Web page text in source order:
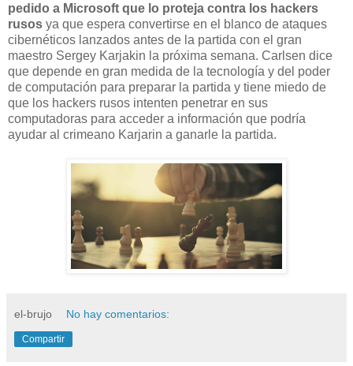
pedido a Microsoft que lo proteja contra los hackers
rusos ya que espera convertirse en el blanco de ataques
cibernéticos lanzados antes de la partida con el gran
maestro Sergey Karjakin la próxima semana. Carlsen dice
que depende en gran medida de la tecnología y del poder
de computación para preparar la partida y tiene miedo de
que los hackers rusos intenten penetrar en sus
computadoras para acceder a información que podría
ayudar al crimeano Karjarin a ganarle la partida.
el-brujo No hay comentarios:
Compartir